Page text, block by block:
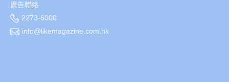
廣告聯絡
2273-6000
info@likemagazine.com.hk